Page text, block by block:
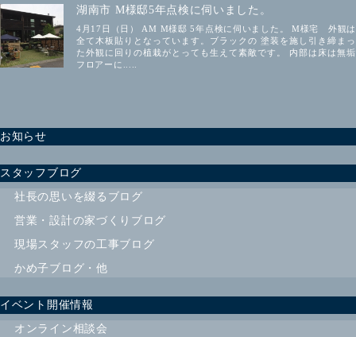
湖南市 M様邸5年点検に伺いました。
4月17日（日） AM M様邸 5年点検に伺いました。 M様宅 外観は
全て木板貼りとなっています。ブラックの 塗装を施し引き締まっ
た外観に回りの植栽がとっても生えて素敵です。 内部は床は無垢
フロアーに.....
お知らせ
スタッフブログ
社長の思いを綴るブログ
営業・設計の家づくりブログ
現場スタッフの工事ブログ
かめ子ブログ・他
イベント開催情報
オンライン相談会